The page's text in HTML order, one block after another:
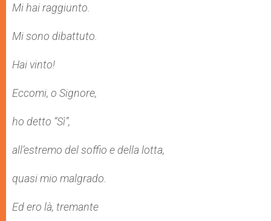
Mi hai raggiunto.
Mi sono dibattuto.
Hai vinto!
Eccomi, o Signore,
ho detto “Sì”,
all’estremo del soffio e della lotta,
quasi mio malgrado.
Ed ero là, tremante